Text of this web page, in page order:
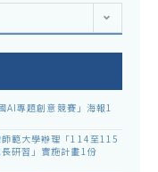
AI專題創意競賽」海報1
範大學辦理「114至115
研習」實施計畫1份